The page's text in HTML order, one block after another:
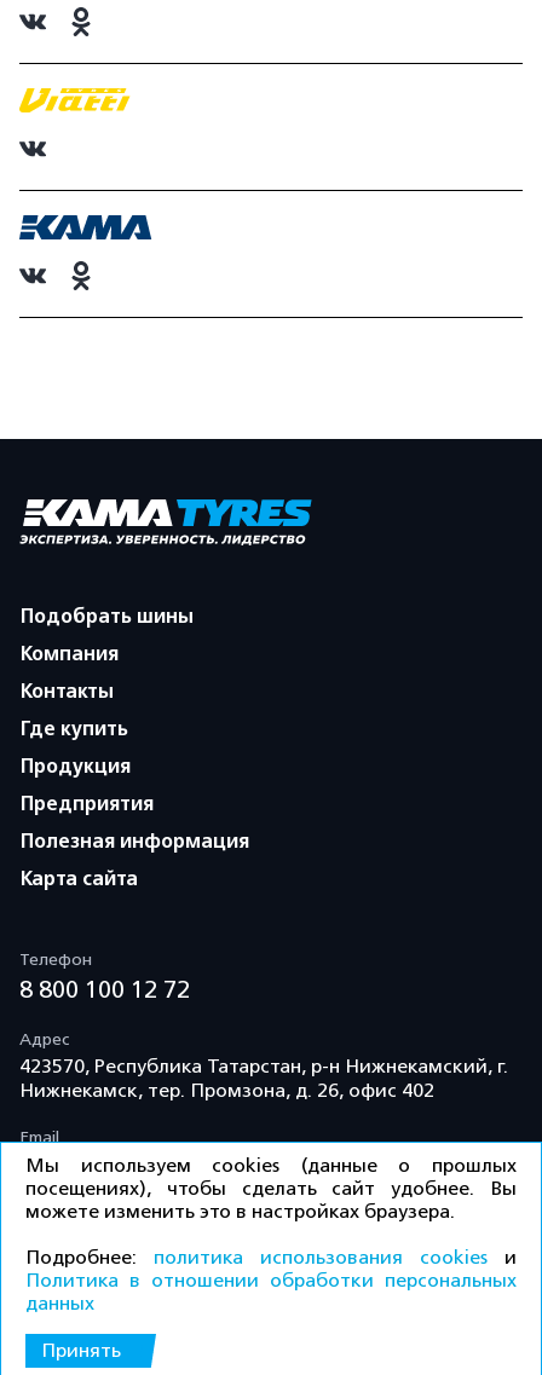
Подобрать шины
Компания
Контакты
Где купить
Продукция
Предприятия
Полезная информация
Карта сайта
Телефон
8 800 100 12 72
Адрес
423570, Республика Татарстан, р-н Нижнекамский, г.
Нижнекамск, тер. Промзона, д. 26, офис 402
Email
info@td-kama.com
©ООО «Торговый дом «Кама» 2026 / Все права
защищены.
Политика конфиденциальности
Мы используем cookies (данные о прошлых
посещениях), чтобы сделать сайт удобнее. Вы
можете изменить это в настройках браузера.
Подробнее: политика использования cookies и
Политика в отношении обработки персональных
данных
Принять